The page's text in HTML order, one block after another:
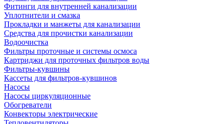
Фитинги для внутренней канализации
Уплотнители и смазка
Прокладки и манжеты для канализации
Средства для прочистки канализации
Водоочистка
Фильтры проточные и системы осмоса
Картриджи для проточных фильтров воды
Фильтры-кувшины
Кассеты для фильтров-кувшинов
Насосы
Насосы циркуляционные
Обогреватели
Конвекторы электрические